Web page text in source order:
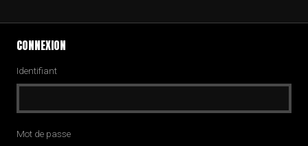
CONNEXION
Identifiant
Mot de passe